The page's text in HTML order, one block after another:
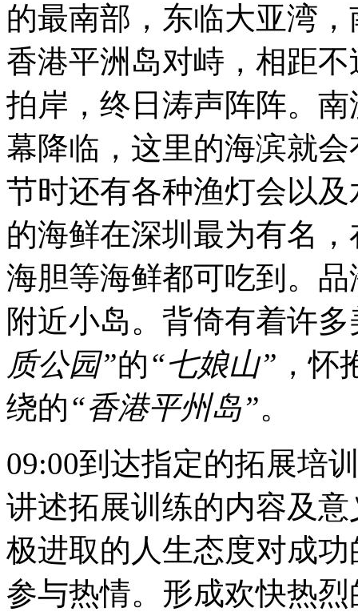
的最南部，东临大亚湾
香港平洲岛对峙，相距
拍岸，终日涛声阵阵。
幕降临，这里的海滨就
节时还有各种渔灯会以
的海鲜在深圳最为有名
海胆等海鲜都可吃到。
附近小岛。背倚有着许
质公园”的“七娘山” ，
绕的“香港平州岛”。
09:00到达指定的拓展培
讲述拓展训练的内容及
极进取的人生态度对成
参与热情。形成欢快热